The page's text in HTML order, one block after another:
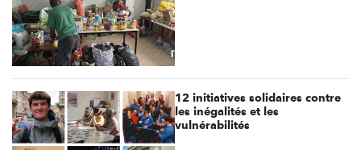
12 initiatives solidaires contre
les inégalités et les
vulnérabilités